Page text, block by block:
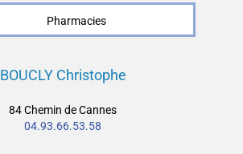
Pharmacies
BOUCLY Christophe
84 Chemin de Cannes
04.93.66.53.58